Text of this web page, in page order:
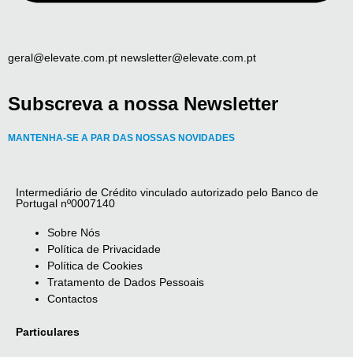
geral@elevate.com.pt newsletter@elevate.com.pt
Subscreva a nossa Newsletter
MANTENHA-SE A PAR DAS NOSSAS NOVIDADES
Intermediário de Crédito vinculado autorizado pelo Banco de
Portugal nº0007140
Sobre Nós
Política de Privacidade
Política de Cookies
Tratamento de Dados Pessoais
Contactos
Particulares